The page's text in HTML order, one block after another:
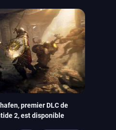
premier DLC de
2, est disponible